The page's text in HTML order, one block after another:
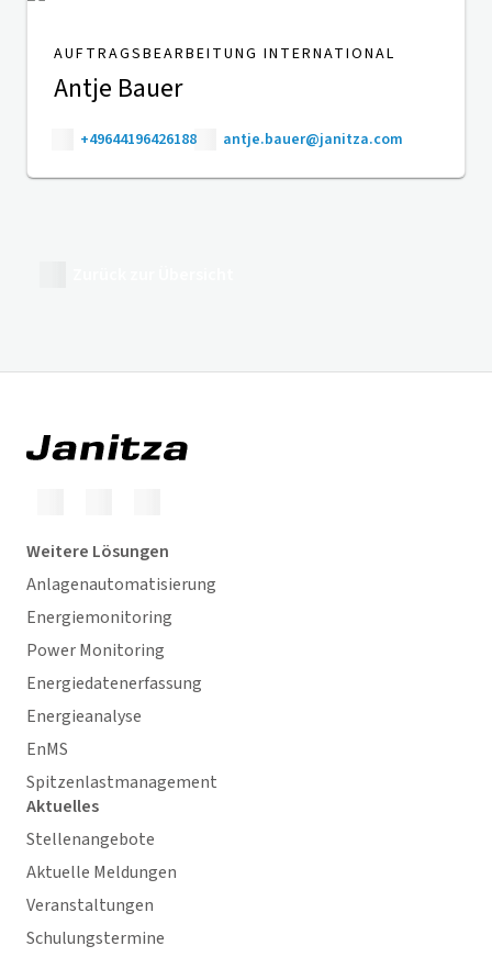
AUFTRAGSBEARBEITUNG INTERNATIONAL
Antje Bauer
+49644196426188 antje.bauer@janitza.com
Weitere Lösungen
Anlagenautomatisierung
Energiemonitoring
Power Monitoring
Energiedatenerfassung
Energieanalyse
EnMS
Spitzenlastmanagement
Aktuelles
Stellenangebote
Aktuelle Meldungen
Veranstaltungen
Schulungstermine